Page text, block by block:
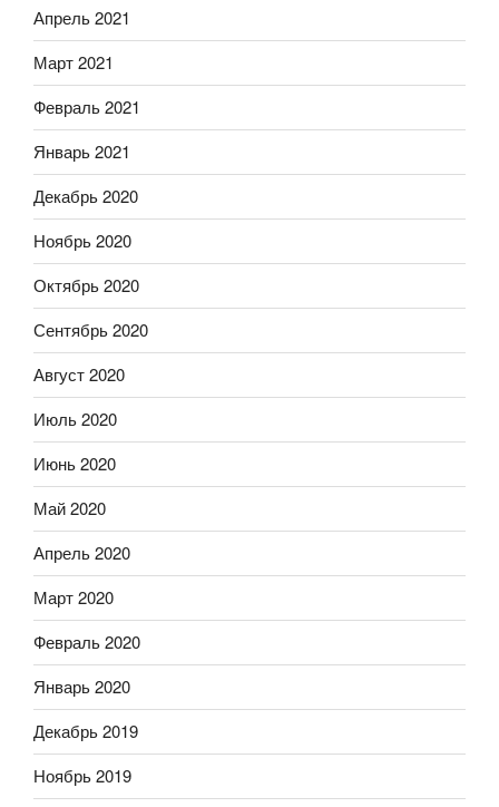
Апрель 2021
Март 2021
Февраль 2021
Январь 2021
Декабрь 2020
Ноябрь 2020
Октябрь 2020
Сентябрь 2020
Август 2020
Июль 2020
Июнь 2020
Май 2020
Апрель 2020
Март 2020
Февраль 2020
Январь 2020
Декабрь 2019
Ноябрь 2019